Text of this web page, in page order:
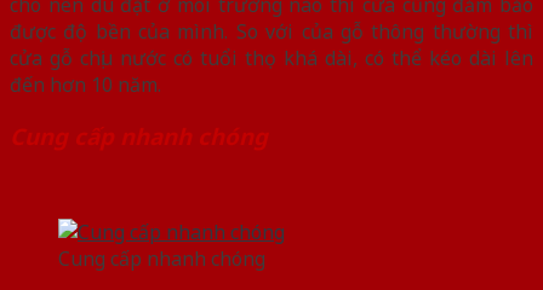
được độ bền của mình. So với của gỗ thông thường thì
cửa gỗ chịu nước có tuổi thọ khá dài, có thể kéo dài lên
đến hơn 10 năm.
Cung cấp nhanh chóng
Cung cấp nhanh chóng